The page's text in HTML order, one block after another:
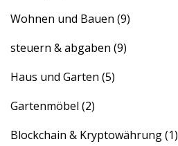
Wohnen und Bauen (9)
steuern & abgaben (9)
Haus und Garten (5)
Gartenmöbel (2)
Blockchain & Kryptowährung(1)